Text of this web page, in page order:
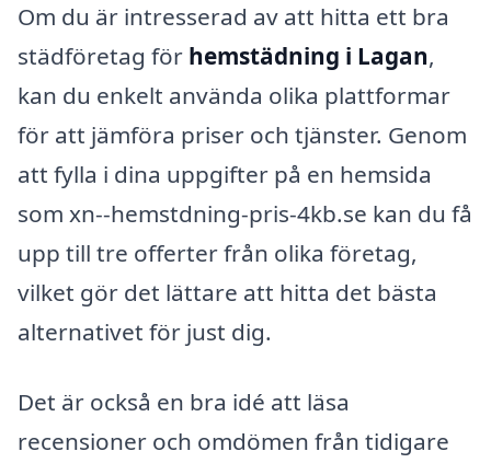
Om du är intresserad av att hitta ett bra
städföretag för hemstädning i Lagan,
kan du enkelt använda olika plattformar
för att jämföra priser och tjänster. Genom
att fylla i dina uppgifter på en hemsida
som xn--hemstdning-pris-4kb.se kan du få
upp till tre offerter från olika företag,
vilket gör det lättare att hitta det bästa
alternativet för just dig.
Det är också en bra idé att läsa
recensioner och omdömen från tidigare